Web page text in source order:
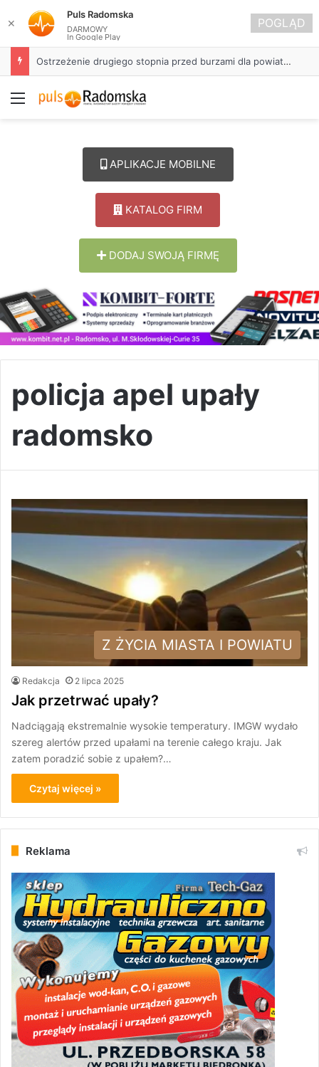
Ostrzeżenie drugiego stopnia przed burzami dla powiatu radomszczańskiego
Menu
APLIKACJE MOBILNE
KATALOG FIRM
DODAJ SWOJĄ FIRMĘ
policja apel upały
radomsko
Z ŻYCIA MIASTA I POWIATU
Redakcja 2 lipca 2025
Jak przetrwać upały?
Nadciągają ekstremalnie wysokie temperatury. IMGW wydało
szereg alertów przed upałami na terenie całego kraju. Jak
zatem poradzić sobie z upałem?…
Czytaj więcej »
Reklama
✕
Puls Radomska
DARMOWY
In Google Play
POGLĄD